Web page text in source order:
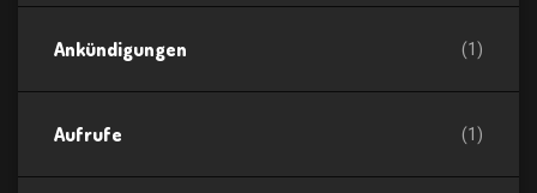
Ankündigungen (1)
Aufrufe (1)